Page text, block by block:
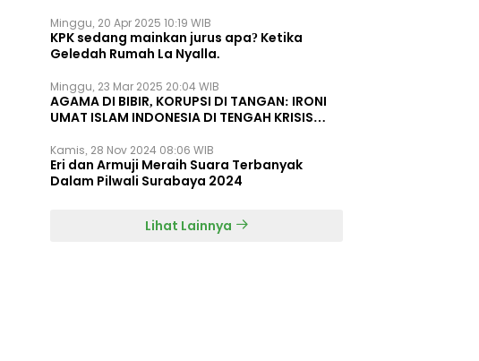
Minggu, 20 Apr 2025 10:19 WIB
KPK sedang mainkan jurus apa? Ketika
Geledah Rumah La Nyalla.
Minggu, 23 Mar 2025 20:04 WIB
AGAMA DI BIBIR, KORUPSI DI TANGAN: IRONI
UMAT ISLAM INDONESIA DI TENGAH KRISIS
Kamis, 28 Nov 2024 08:06 WIB
Eri dan Armuji Meraih Suara Terbanyak
Dalam Pilwali Surabaya 2024
Lihat Lainnya